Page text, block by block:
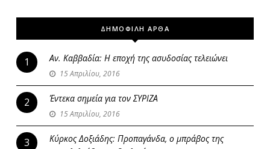
ΔΗΜΟΦΙΛΗ ΑΡΘΑ
1 Αν. Καββαδία: Η εποχή της ασυδοσίας τελειώνει
15 Απριλίου, 2016
2 Έντεκα σημεία για τον ΣΥΡΙΖΑ
15 Απριλίου, 2016
3
Κύρκος Δοξιάδης: Προπαγάνδα, ο μπράβος της